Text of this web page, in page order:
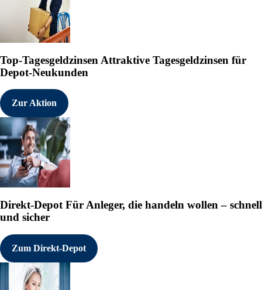
Top-Tagesgeldzinsen Attraktive Tagesgeldzinsen für
Depot-Neukunden
Zur Aktion
Direkt-Depot Für Anleger, die handeln wollen – schnell
und sicher
Zum Direkt-Depot